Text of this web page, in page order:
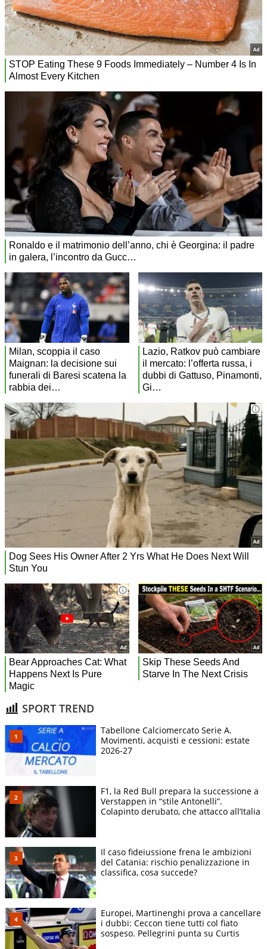
SPORT TREND
Tabellone Calciomercato Serie A.
Movimenti, acquisti e cessioni: estate
2026-27
F1, la Red Bull prepara la successione a
Verstappen in “stile Antonelli”.
Colapinto derubato, che attacco all’Italia
Il caso fideiussione frena le ambizioni
del Catania: rischio penalizzazione in
classifica, cosa succede?
Europei, Martinenghi prova a cancellare
i dubbi: Ceccon tiene tutti col fiato
sospeso. Pellegrini punta su Curtis